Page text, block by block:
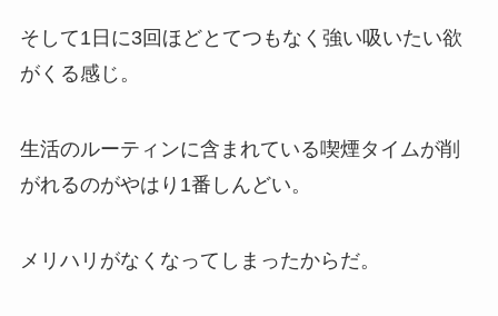
そして1日に3回ほどとてつもなく強い吸いたい欲
がくる感じ。
生活のルーティンに含まれている喫煙タイムが削
がれるのがやはり1番しんどい。
メリハリがなくなってしまったからだ。